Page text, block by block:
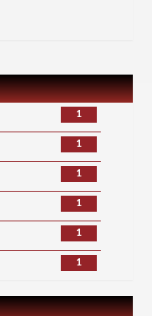
1
1
1
1
1
1